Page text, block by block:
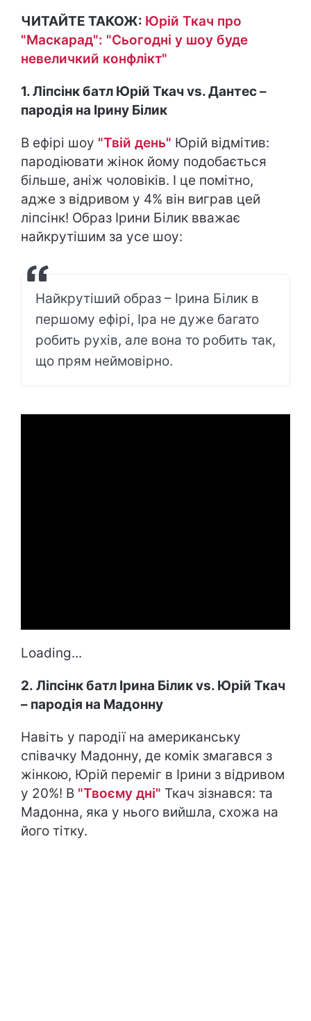
ЧИТАЙТЕ ТАКОЖ: Юрій Ткач про
"Маскарад": "Сьогодні у шоу буде
невеличкий конфлікт"
1. Ліпсінк батл Юрій Ткач vs. Дантес –
пародія на Ірину Білик
В ефірі шоу "Твій день" Юрій відмітив:
пародіювати жінок йому подобається
більше, аніж чоловіків. І це помітно,
адже з відривом у 4% він виграв цей
ліпсінк! Образ Ірини Білик вважає
найкрутішим за усе шоу:
Найкрутіший образ – Ірина Білик в
першому ефірі, Іра не дуже багато
робить рухів, але вона то робить так,
що прям неймовірно.
Loading...
2. Ліпсінк батл Ірина Білик vs. Юрій Ткач
– пародія на Мадонну
Навіть у пародії на американську
співачку Мадонну, де комік змагався з
жінкою, Юрій переміг в Ірини з відривом
у 20%! В "Твоєму дні" Ткач зізнався: та
Мадонна, яка у нього вийшла, схожа на
його тітку.